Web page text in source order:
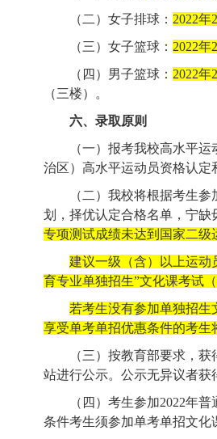
（二）女子排球： 2022年2
（三）女子篮球： 2022年2
（四）男子篮球： 2022年2
（三楼）。
六、录取原则
（一）报考我校高水平
治区）高水平运动员资格认定
（二）我校将根据考生
划，择优认定合格名单，宁缺
专项测试成绩未达到国家二级
建议一级（含）以上运动
育专业单独招生”文化课考试
若考生没有参加单独招
享受单考单招优惠条件的考生
（三）按教育部要求，
站进行公示。公示无异议者获
（四）考生参加2022年普
条件考生须参加单考单招文化